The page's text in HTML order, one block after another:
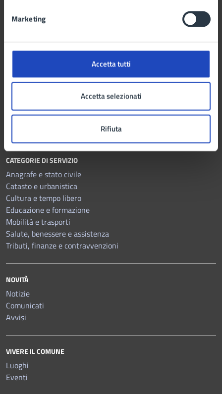
Marketing
Accetta tutti
Accetta selezionati
Rifiuta
Organi di governo
Uffici
Personale amministrativo
CATEGORIE DI SERVIZIO
Anagrafe e stato civile
Catasto e urbanistica
Cultura e tempo libero
Educazione e formazione
Mobilità e trasporti
Salute, benessere e assistenza
Tributi, finanze e contravvenzioni
NOVITÀ
Notizie
Comunicati
Avvisi
VIVERE IL COMUNE
Luoghi
Eventi